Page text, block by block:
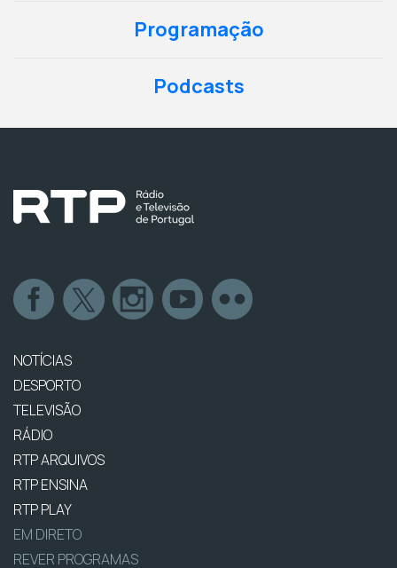
Programação
Podcasts
NOTÍCIAS
DESPORTO
TELEVISÃO
RÁDIO
RTP ARQUIVOS
RTP ENSINA
RTP PLAY
EM DIRETO
REVER PROGRAMAS